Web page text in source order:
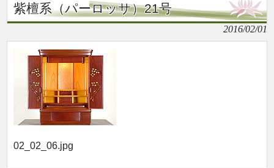
紫檀系（パーロッサ）21号
2016/02/01
02_02_06.jpg